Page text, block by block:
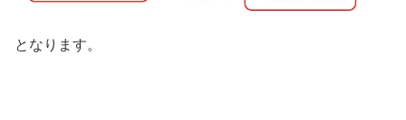
となります。